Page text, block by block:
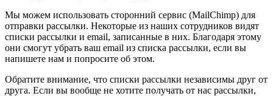
Мы можем использовать сторонний сервис (MailChimp) для
отправки рассылки. Некоторые из наших сотрудников видят
списки рассылки и email, записанные в них. Благодаря этому
они смогут убрать ваш email из списка рассылки, если вы
напишете нам и попросите об этом.
Обратите внимание, что списки рассылки независимы друг от
друга. Если вы вообще не хотите получать от нас рассылки,